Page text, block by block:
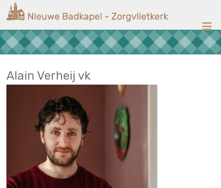
naar
inhoud
Nieuwe
Badkapel
Kerk
Alain Verheij vk